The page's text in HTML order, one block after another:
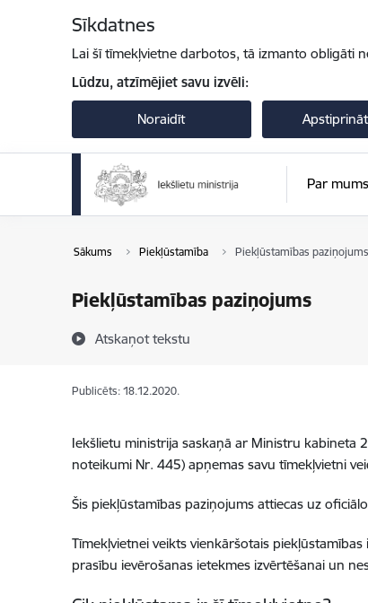
Sīkdatnes
Lai šī tīmekļvietne darbotos, tā izmanto obligāti
Lūdzu, atzīmējiet savu izvēli:
Noraidīt
Par mums
Sākums Piekļūstamība Piekļūstamības paziņojums
Piekļūstamības paziņojums
Atskaņot tekstu
Publicēts: 18.12.2020.
Iekšlietu ministrija saskaņā ar Ministru kabineta
noteikumi Nr. 445) apņemas savu tīmekļvietni
Šis piekļūstamības paziņojums attiecas uz oficiālo
Tīmekļvietneiveikts vienkāršotais piekļūstamības
prasību ievērošanas ietekmes izvērtēšanai un